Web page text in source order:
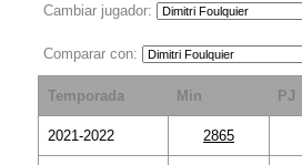
Cambiar jugador:
Comparar con:
Temporada Min PJ
2021-2022 2865